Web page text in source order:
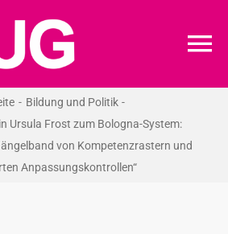
Bildung und Politik
Ursula Frost zum Bologna-System:
von Kompetenzrastern und
Anpassungskontrollen“